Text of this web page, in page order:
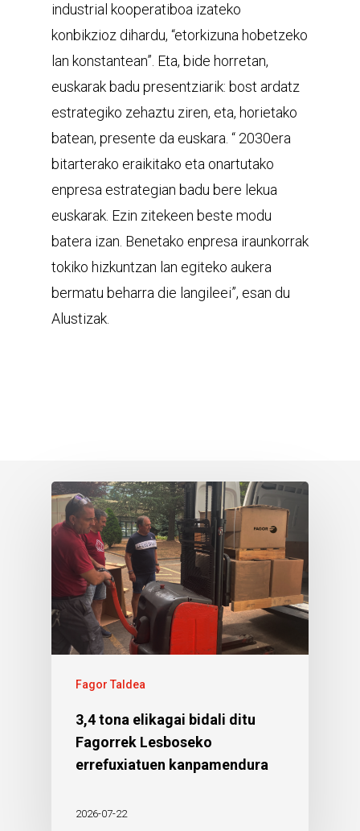
industrial kooperatiboa izateko
konbikzioz dihardu, “etorkizuna hobetzeko
lan konstantean”. Eta, bide horretan,
euskarak badu presentziarik: bost ardatz
estrategiko zehaztu ziren, eta, horietako
batean, presente da euskara. “ 2030era
bitarterako eraikitako eta onartutako
enpresa estrategian badu bere lekua
euskarak. Ezin zitekeen beste modu
batera izan. Benetako enpresa iraunkorrak
tokiko hizkuntzan lan egiteko aukera
bermatu beharra die langileei”, esan du
Alustizak.
Fagor Taldea
3,4 tona elikagai bidali ditu
Fagorrek Lesboseko
errefuxiatuen kanpamendura
2026-07-22